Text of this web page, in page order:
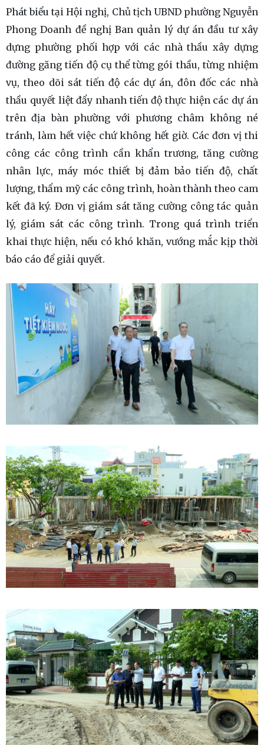
Phát biểu tại Hội nghị, Chủ tịch UBND phường Nguyễn
Phong Doanh đề nghị Ban quản lý dự án đầu tư xây
dựng phường phối hợp với các nhà thầu xây dựng
đường găng tiến độ cụ thể từng gói thầu, từng nhiệm
vụ, theo dõi sát tiến độ các dự án, đôn đốc các nhà
thầu quyết liệt đẩy nhanh tiến độ thực hiện các dự án
trên địa bàn phường với phương châm không né
tránh, làm hết việc chứ không hết giờ. Các đơn vị thi
công các công trình cần khẩn trương, tăng cường
nhân lực, máy móc thiết bị đảm bảo tiến độ, chất
lượng, thẩm mỹ các công trình, hoàn thành theo cam
kết đã ký. Đơn vị giám sát tăng cường công tác quản
lý, giám sát các công trình. Trong quá trình triển
khai thực hiện, nếu có khó khăn, vướng mắc kịp thời
báo cáo để giải quyết.